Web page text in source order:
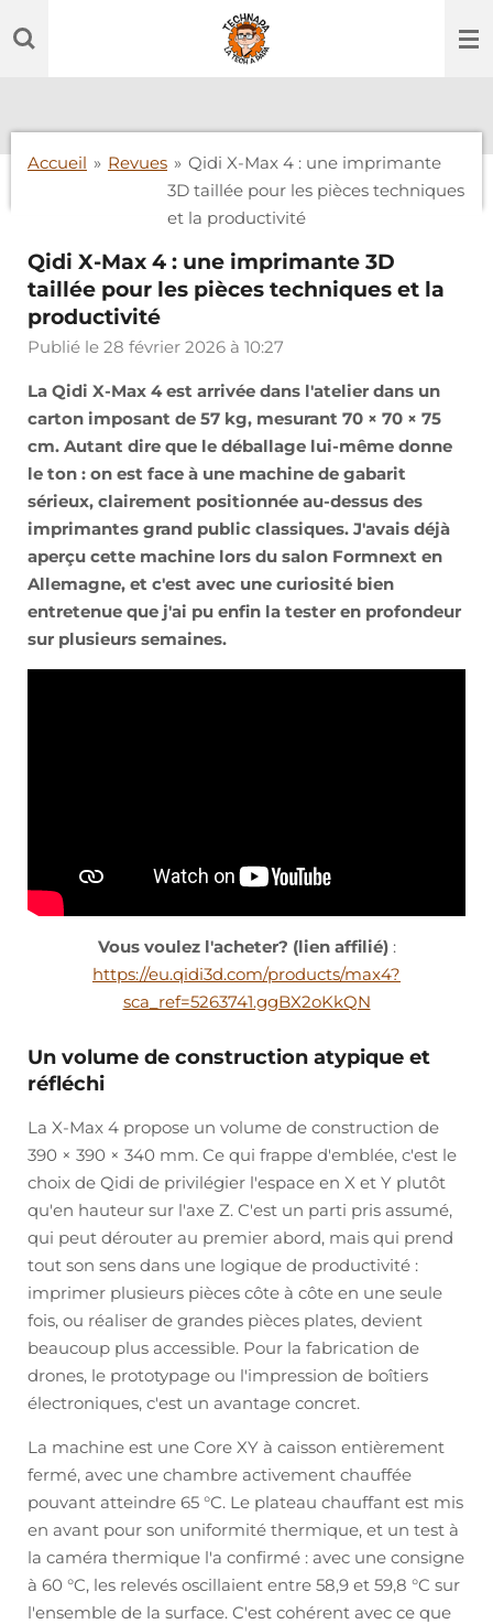
Passer
au
contenu
Accueil » Revues » Qidi X-Max 4 : une imprimante
3D taillée pour les pièces techniques
et la productivité
Qidi X-Max 4 : une imprimante 3D
taillée pour les pièces techniques et la
productivité
Publié le 28 février 2026 à 10:27
La Qidi X-Max 4 est arrivée dans l'atelier dans un
carton imposant de 57 kg, mesurant 70 × 70 × 75
cm. Autant dire que le déballage lui-même donne
le ton : on est face à une machine de gabarit
sérieux, clairement positionnée au-dessus des
imprimantes grand public classiques. J'avais déjà
aperçu cette machine lors du salon Formnext en
Allemagne, et c'est avec une curiosité bien
entretenue que j'ai pu enfin la tester en profondeur
sur plusieurs semaines.
Vous voulez l'acheter? (lien affilié):
https://eu.qidi3d.com/products/max4?
sca_ref=5263741.ggBX2oKkQN
Un volume de construction atypique et
réfléchi
La X-Max 4 propose un volume de construction de
390 × 390 × 340 mm. Ce qui frappe d'emblée, c'est le
choix de Qidi de privilégier l'espace en X et Y plutôt
qu'en hauteur sur l'axe Z. C'est un parti pris assumé,
qui peut dérouter au premier abord, mais qui prend
tout son sens dans une logique de productivité :
imprimer plusieurs pièces côte à côte en une seule
fois, ou réaliser de grandes pièces plates, devient
beaucoup plus accessible. Pour la fabrication de
drones, le prototypage ou l'impression de boîtiers
électroniques, c'est un avantage concret.
La machine est une Core XY à caisson entièrement
fermé, avec une chambre activement chauffée
pouvant atteindre 65 °C. Le plateau chauffant est mis
en avant pour son uniformité thermique, et un test à
la caméra thermique l'a confirmé : avec une consigne
à 60 °C, les relevés oscillaient entre 58,9 et 59,8 °C sur
l'ensemble de la surface. C'est cohérent avec ce que